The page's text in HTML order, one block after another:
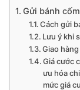
Gửi bánh
Cách gửi
Lưu ý khi
Giao
Giá cước
ưu hóa
mức giá